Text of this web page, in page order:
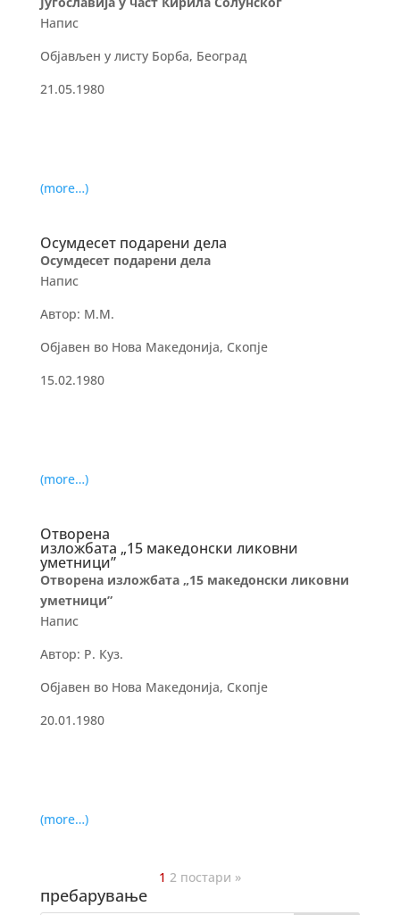
Напис
Објављен у листу Борба, Београд
21.05.1980
(more…)
Осумдесет подарени дела
Осумдесет подарени дела
Напис
Автор: М.М.
Објавен во Нова Македонија, Скопје
15.02.1980
(more…)
Отворена
изложбата „15 македонски ликовни
уметници”
Отворена изложбата „15 македонски ликовни
уметници”
Напис
Автор: Р. Куз.
Објавен во Нова Македонија, Скопје
20.01.1980
(more…)
1 2 постари »
пребарување